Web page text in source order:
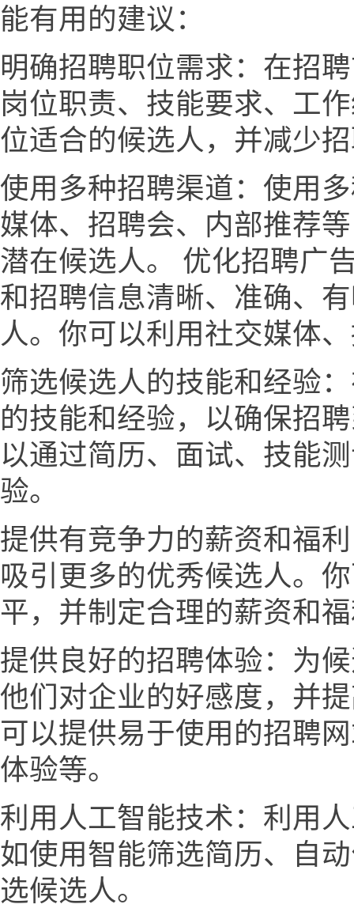
能有用的建议：
明确招聘职位需求：在招
岗位职责、技能要求、工
位适合的候选人，并减少
使用多种招聘渠道：使用
媒体、招聘会、内部推荐
潜在候选人。 优化招聘广
和招聘信息清晰、准确、
人。你可以利用社交媒体
筛选候选人的技能和经验
的技能和经验，以确保招
以通过简历、面试、技能
验。
提供有竞争力的薪资和福
吸引更多的优秀候选人。
平，并制定合理的薪资和
提供良好的招聘体验：为
他们对企业的好感度，并
可以提供易于使用的招聘
体验等。
利用人工智能技术：利用
如使用智能筛选简历、自
选候选人。